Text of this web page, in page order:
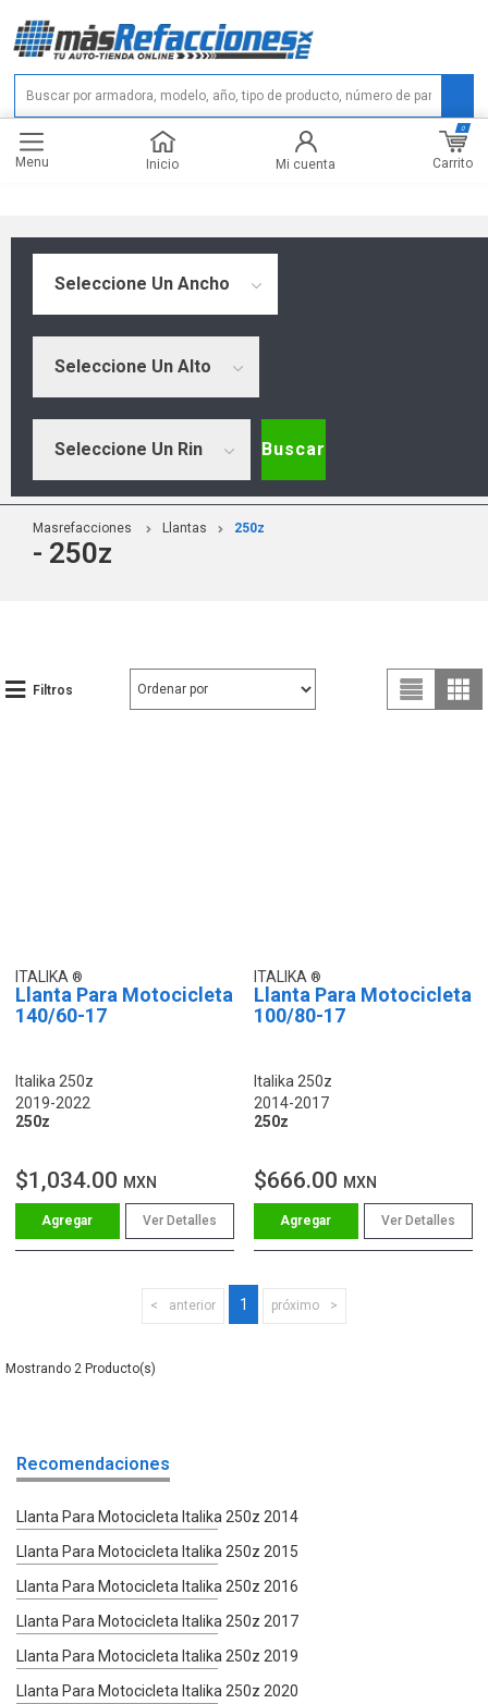
Menu Inicio Mi cuenta Carrito
0
Masrefacciones Llantas 250z
- 250z
Seleccione Un Ancho
Seleccione Un Alto
Seleccione Un Rin Buscar
Filtros
ITALIKA
Llanta Para Motocicleta
140/60-17
Italika 250z
2019-2022
250z
$1,034.00 MXN
Ver Detalles
ITALIKA
Llanta Para Motocicleta
100/80-17
Italika 250z
2014-2017
250z
$666.00 MXN
Ver Detalles
anterior 1 próximo
2
Recomendaciones
Llanta Para Motocicleta Italika 250z 2014
Llanta Para Motocicleta Italika 250z 2015
Llanta Para Motocicleta Italika 250z 2016
Llanta Para Motocicleta Italika 250z 2017
Llanta Para Motocicleta Italika 250z 2019
Llanta Para Motocicleta Italika 250z 2020